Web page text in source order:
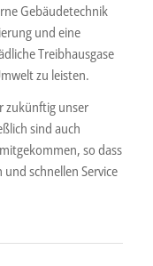
Gebäudetechnik
und eine
Treibhausgase
zu leisten.
zukünftig unser
sind auch
so dass
schnellen Service